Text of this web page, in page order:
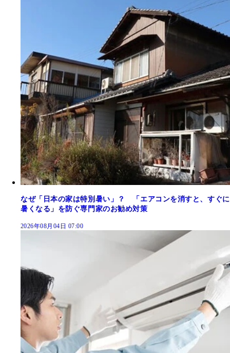
なぜ「日本の家は特別暑い」？ 「エアコンを消すと、すぐに
暑くなる」を防ぐ専門家のお勧め対策
2026年08月04日 07:00